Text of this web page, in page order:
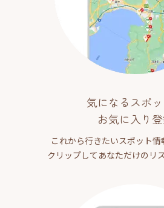
気になるスポ
お気に入り
これから行きたいスポット
クリップしてあなただけのリ